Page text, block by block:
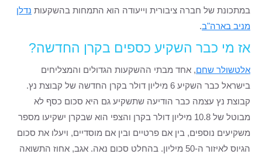
במתכונת של חברה ציבורית וייעודה הוא התמחות בהשקעות נדלן
מניב בארה"ב.
אז מי כבר השקיע כספים בקרן החדשה?
אלטשולר שחם, אחד מבתי ההשקעות הגדולים והמצליחים
בישראל כבר השקיע 6 מיליון דולר בקרן החדשה של קבוצת נץ.
קבוצת נץ עצמה כבר הודיעה שתשקיע גם היא סכום כסף לא
מבוטל של 10.8 מיליון דולר בקרן והצפי הוא שבקרן ישקיעו מספר
משקיעים נוספים, בין אם פרטיים ובין אם מוסדיים, ויעלו את סכום
הגיוס לאיזור ה-50 מיליון. בהחלט סכום נאה. אגב, אחוז התשואה